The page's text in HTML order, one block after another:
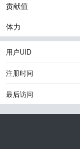
贡献值
体力
用户UID
注册时间
最后访问